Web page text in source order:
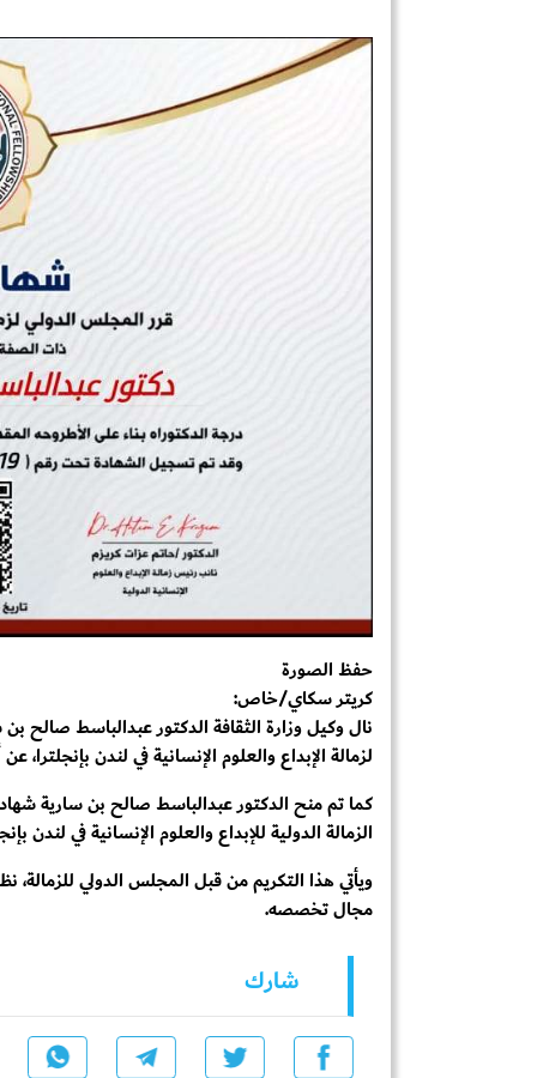
حفظ الصورة
كريتر سكاي/خاص:
نال وكيل وزارة الثقافة الدكتور عبدالباسط صالح
لزمالة الإبداع والعلوم الإنسانية في لندن بإنجلترا،
الزمالة الدولية للإبداع والعلوم الإنسانية في لندن
ويأتي هذا التكريم من قبل المجلس الدولي للزمالة،
مجال تخصصه.
شارك